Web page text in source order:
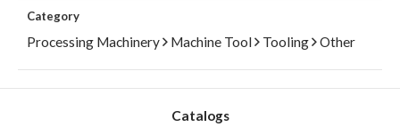
Category
Processing Machinery Machine Tool Tooling Other
Catalogs